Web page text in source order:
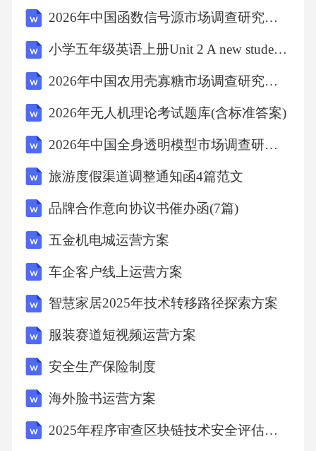
2.2.1.3门店仓
2.2.1.4冷链运输体系
2.2.2.1检测体系建立
2.2.2.3SGS合作认证
2.2.3门店运营标准化
2.2.3.1服务流程手册
2.2.3.2关键触点细化
2026年中国函数信号源市场调查研究报告
小学五年级英语上册Unit 2 A new student第二课时（Grammar time Fun time）教案
2026年中国农用壳寡糖市场调查研究报告
2026年无人机理论考试题库(含标准答案)
2026年中国全身透明模型市场调查研究报告
旅游度假渠道调整通知函4篇范文
品牌合作意向协议书催办函(7篇)
五金机电城运营方案
车企客户线上运营方案
智慧家居2025年技术转移路径探索方案
服装赛道短视频运营方案
安全生产保险制度
海外脸书运营方案
2025年程序审查区块链技术安全评估方案